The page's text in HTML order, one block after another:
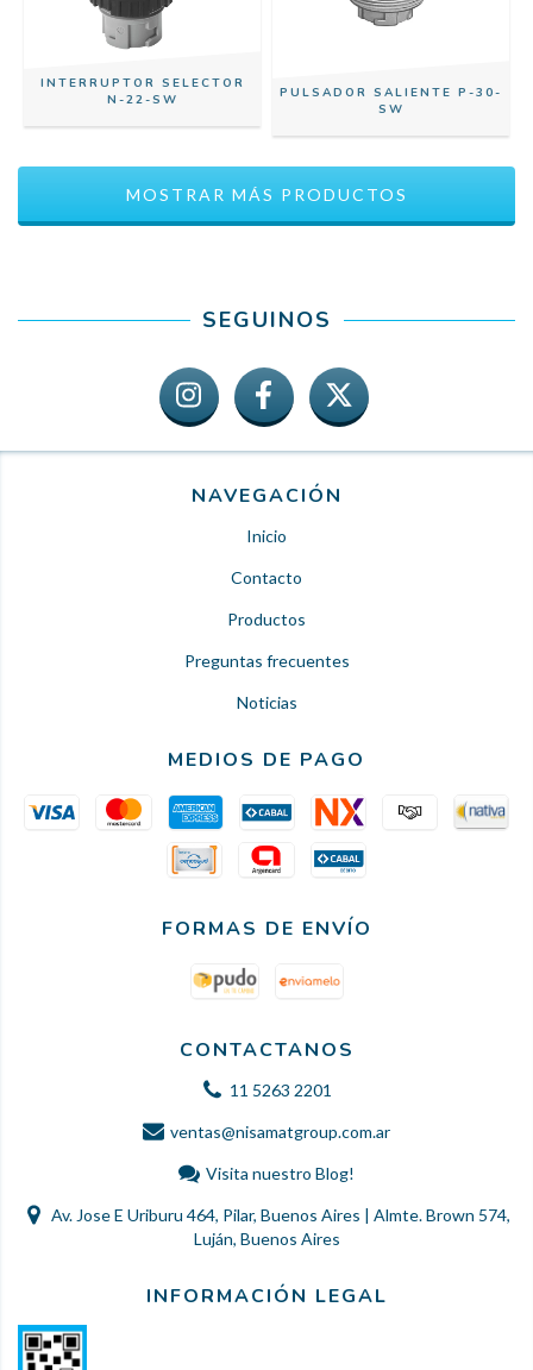
INTERRUPTOR SELECTOR
N-22-SW
PULSADOR SALIENTE P-30-
SW
MOSTRAR MÁS PRODUCTOS
SEGUINOS
NAVEGACIÓN
Inicio
Contacto
Productos
Preguntas frecuentes
Noticias
MEDIOS DE PAGO
FORMAS DE ENVÍO
CONTACTANOS
11 5263 2201
ventas@nisamatgroup.com.ar
Visita nuestro Blog!
Av. Jose E Uriburu 464, Pilar, Buenos Aires | Almte. Brown 574,
Luján, Buenos Aires
INFORMACIÓN LEGAL